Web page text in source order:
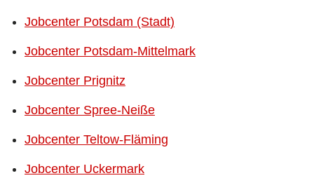
Jobcenter Potsdam (Stadt)
Jobcenter Potsdam-Mittelmark
Jobcenter Prignitz
Jobcenter Spree-Neiße
Jobcenter Teltow-Fläming
Jobcenter Uckermark